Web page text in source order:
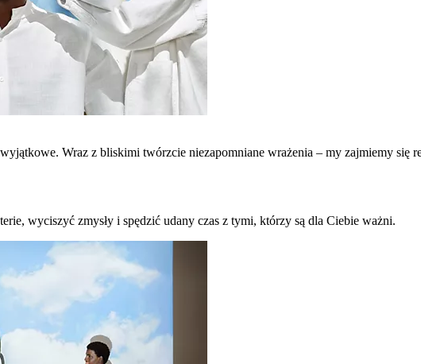
Wraz z bliskimi twórzcie niezapomniane wrażenia – my zajmiemy się
wyciszyć zmysły i spędzić udany czas z tymi, którzy są dla Ciebie ważni.